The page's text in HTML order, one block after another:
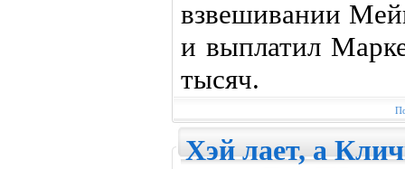
взвешивании
и выплатил
тысяч.
Хэй лает, а